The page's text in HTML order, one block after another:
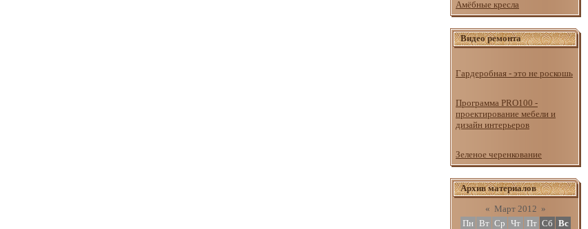
Амёбные кресла
Видео ремонта
Гардеробная - это не роскошь
Программа PRO100 -
проектирование мебели и
дизайн интерьеров
Зеленое черенкование
Архив материалов
« Март 2012 »
Пн Вт Ср Чт Пт Сб Вс